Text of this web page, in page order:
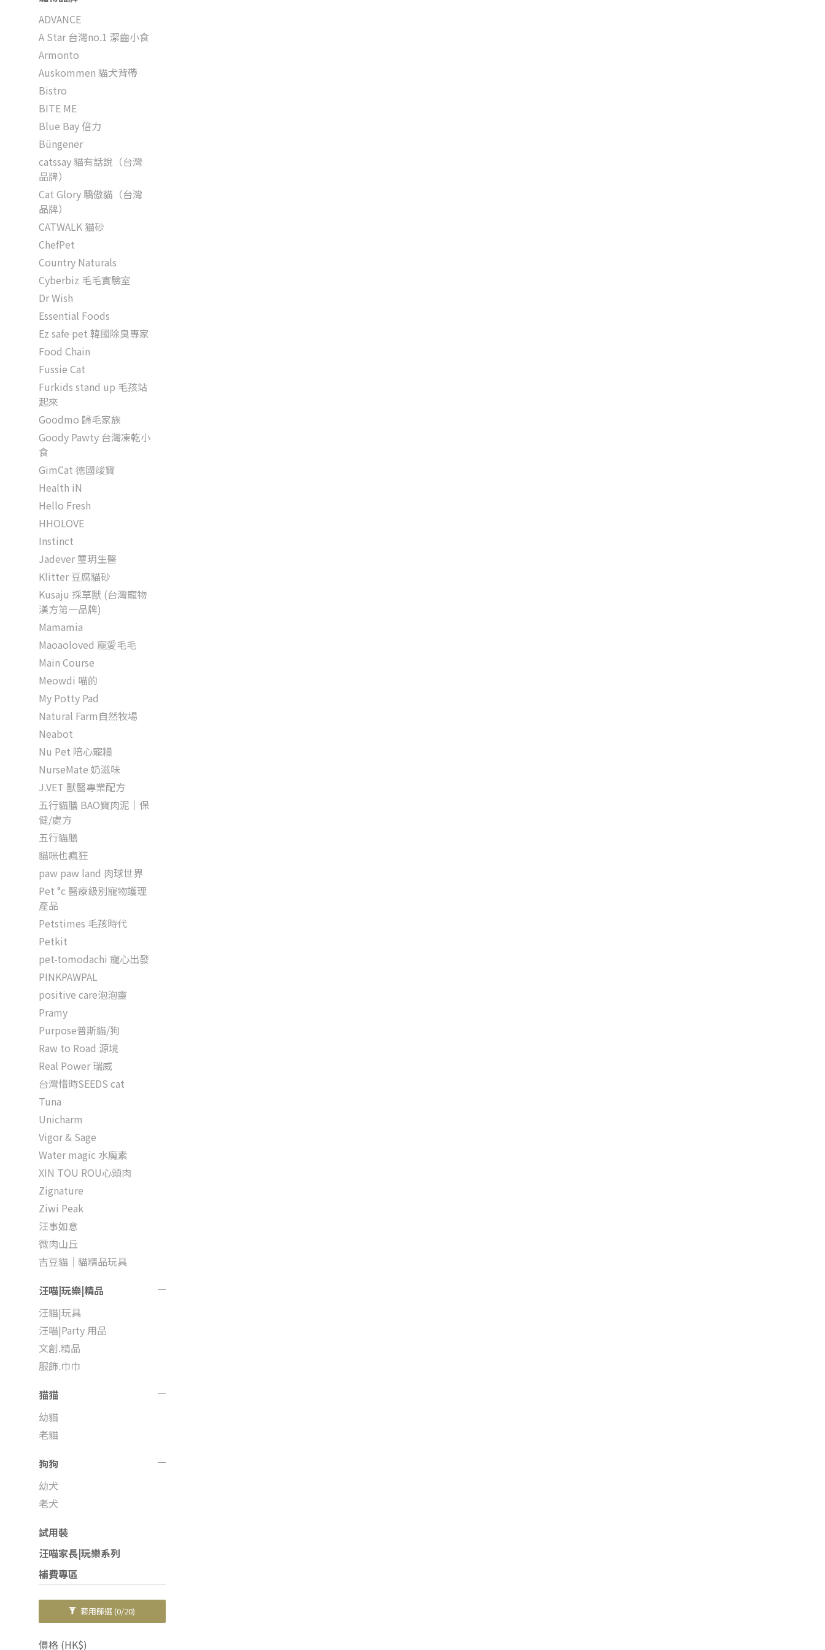
ADVANCE
A Star 台灣no.1 潔齒小食
Armonto
Auskommen 貓犬背帶
Bistro
BITE ME
Blue Bay 倍力
Büngener
catssay 貓有話說（台灣
品牌）
Cat Glory 驕傲貓（台灣
品牌）
CATWALK 猫砂
ChefPet
Country Naturals
Cyberbiz 毛毛實驗室
Dr Wish
Essential Foods
Ez safe pet 韓國除臭專家
Food Chain
Fussie Cat
Furkids stand up 毛孩站
起來
Goodmo 歸毛家族
Goody Pawty 台灣凍乾小
食
GimCat 徳國竣寶
Health iN
Hello Fresh
HHOLOVE
Instinct
Jadever 璽玥生醫
Klitter 豆腐貓砂
Kusaju 採草獸 (台灣寵物
漢方第一品牌)
Mamamia
Maoaoloved 寵愛毛毛
Main Course
Meowdi 喵的
My Potty Pad
Natural Farm自然牧場
Neabot
Nu Pet 陪心寵糧
NurseMate ​奶滋味
J.VET 獸醫專業配方
五行貓膳 BAO寶肉泥｜保
健/處方
五行貓膳
貓咪也瘋狂
paw paw land 肉球世界
Pet °c 醫療級別寵物護理
產品
Petstimes 毛孩時代
Petkit
pet-tomodachi 寵心出發
PINKPAWPAL
positive care泡泡靈
Pramy
Purpose普斯貓/狗
Raw to Road 源境
Real Power 瑞威
台灣惜時SEEDS cat
Tuna
Unicharm
Vigor & Sage
Water magic 水魔素
XIN TOU ROU心頭肉
Zignature
Ziwi Peak
汪事如意
微肉山丘
吉豆貓｜貓精品玩具
汪喵|玩樂|精品
汪貓|玩具
汪喵|Party 用品
文創.精品
服飾.巾巾
猫猫
幼貓
老貓
狗狗
幼犬
老犬
試用裝
汪喵家長|玩樂系列
補費專區
套用篩選(0/20)
價格 (HK$)